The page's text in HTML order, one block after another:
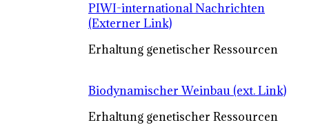
PIWI-international Nachrichten
(Externer Link)
Erhaltung genetischer Ressourcen
Biodynamischer Weinbau (ext. Link)
Erhaltung genetischer Ressourcen